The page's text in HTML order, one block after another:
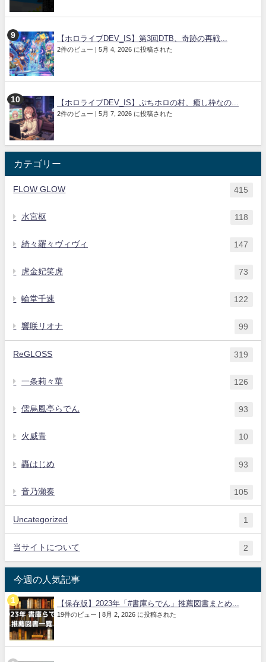
【ホロライブDEV_IS】第3回DTB、奇跡の再戦...
2件のビュー | 5月 4, 2026 に投稿された
【ホロライブDEV_IS】ぷちホロの村、癒し枠なの...
2件のビュー | 5月 7, 2026 に投稿された
カテゴリー
FLOW GLOW 415
水宮枢 118
綺々羅々ヴィヴィ 147
虎金妃笑虎 73
輪堂千速 122
響咲リオナ 99
ReGLOSS 319
一条莉々華 126
儒烏風亭らでん 93
火威青 10
轟はじめ 93
音乃瀬奏 105
Uncategorized 1
当サイトについて 2
今週の人気記事
【保存版】2023年「#書庫らでん」推薦図書まとめ...
19件のビュー | 8月 2, 2026 に投稿された